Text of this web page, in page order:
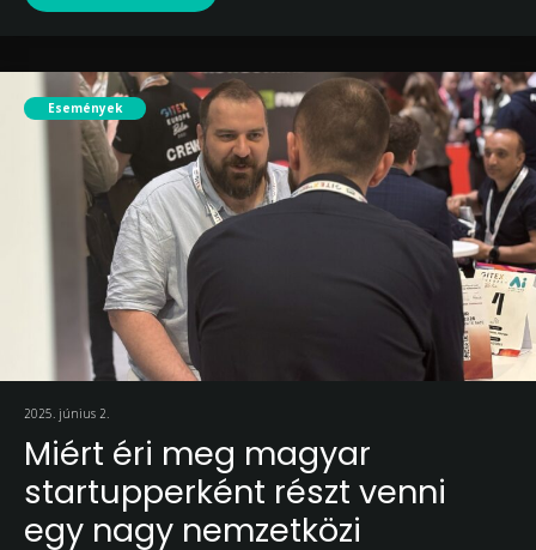
Események
2025. június 2.
Miért éri meg magyar
startupperként részt venni
egy nagy nemzetközi